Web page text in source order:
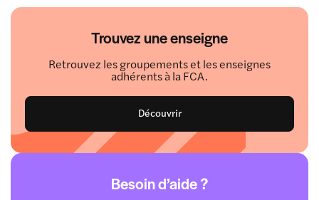
Trouvez une enseigne
Retrouvez les groupements et les enseignes
adhérents à la FCA.
Découvrir
Besoin d’aide ?